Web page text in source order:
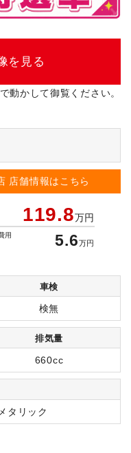
を見る
動かして御覧ください。
店舗情報はこちら
119.8万円
用 5.6万円
車検
検無
排気量
660cc
タリック